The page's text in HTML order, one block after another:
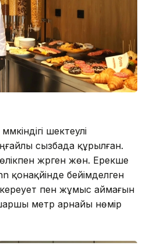
шектеулі
сызбада құрылған.
жүрген жөн. Ерекше
қонақүйінде бейімделген
кереует пен жұмыс аймағын
метр арнайы нөмір